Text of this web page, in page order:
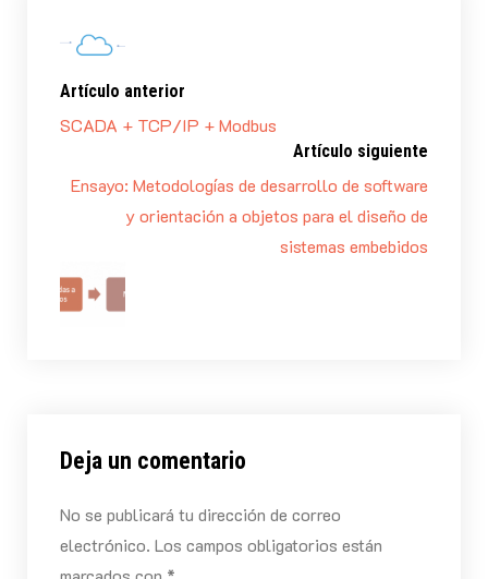
Artículo anterior
SCADA + TCP/IP + Modbus
Artículo siguiente
Ensayo: Metodologías de desarrollo de software
y orientación a objetos para el diseño de
sistemas embebidos
Deja un comentario
No se publicará tu dirección de correo
electrónico. Los campos obligatorios están